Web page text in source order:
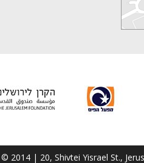
| 20, Shivtei Yisrael St.,